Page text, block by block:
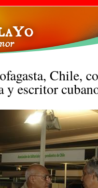
Pasar al
contenido
principal
Chile,
y escritor